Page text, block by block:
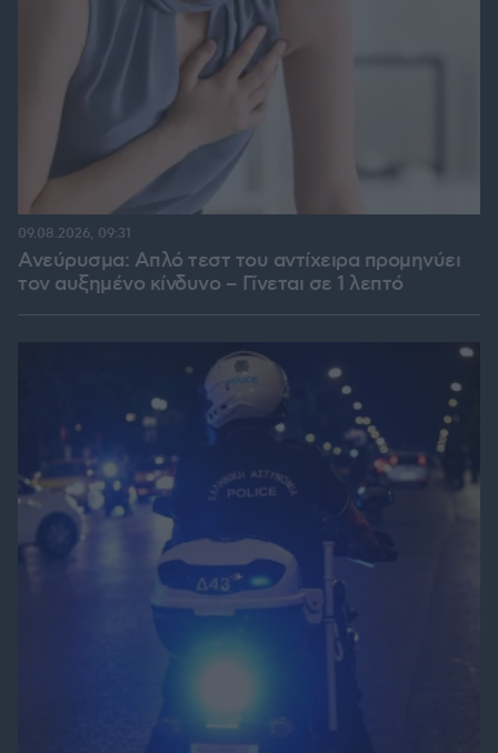
Ανεύρυσμα: Απλό τεστ του αντίχειρα προμηνύει
τον αυξημένο κίνδυνο – Γίνεται σε 1 λεπτό
09.08.2026, 09:31